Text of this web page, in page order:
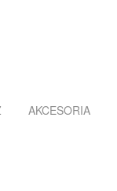
AKCESORIA